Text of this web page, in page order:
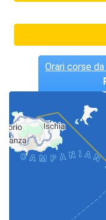
Orari corse